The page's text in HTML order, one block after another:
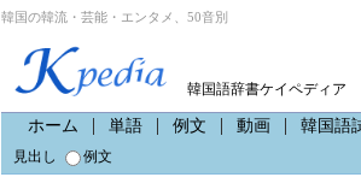
韓国の韓流・芸能・エンタメ、50音別
韓国語辞書ケイペディア
ホーム 単語 例文 動画 韓国語
見出し
例文